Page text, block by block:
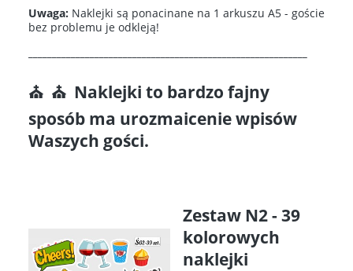
Uwaga: Naklejki są ponacinane na 1 arkuszu A5 - goście
bez problemu je odkleją!
⛪ ⛪ Naklejki to bardzo fajny
sposób ma urozmaicenie wpisów
Waszych gości.
Zestaw N2 - 39
kolorowych
naklejki